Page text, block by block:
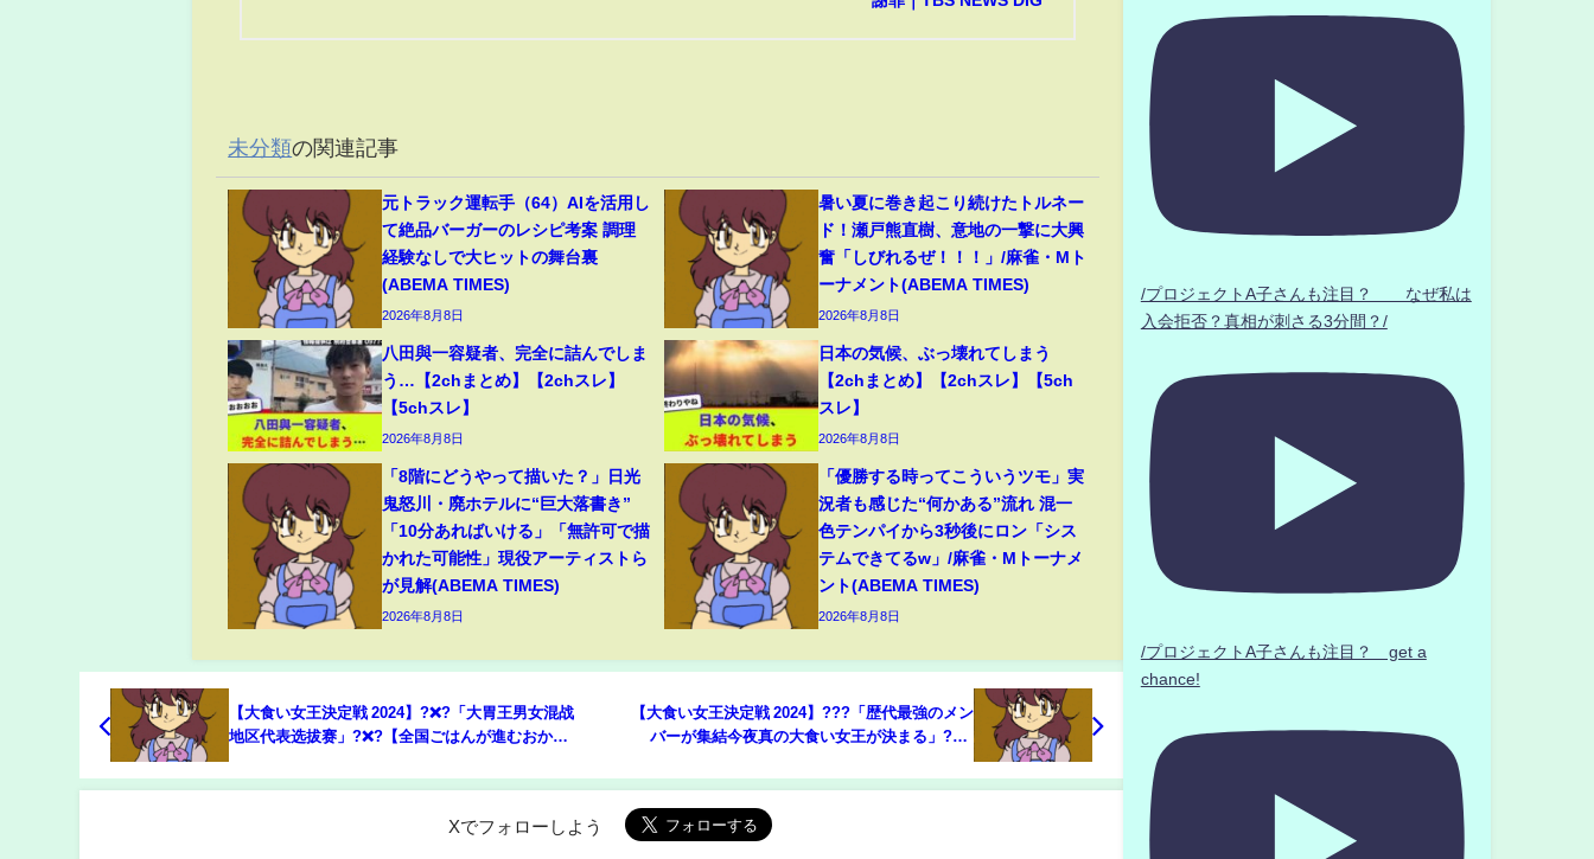
未分類の関連記事
元トラック運転手（64）AIを活用し
て絶品バーガーのレシピ考案 調理
経験なしで大ヒットの舞台裏
(ABEMA TIMES)
2026年8月8日
暑い夏に巻き起こり続けたトルネー
ド！瀬戸熊直樹、意地の一撃に大興
奮「しびれるぜ！！！」/麻雀・Mト
ーナメント(ABEMA TIMES)
2026年8月8日
八田與一容疑者、完全に詰んでしま
う…【2chまとめ】【2chスレ】
【5chスレ】
2026年8月8日
日本の気候、ぶっ壊れてしまう
【2chまとめ】【2chスレ】【5ch
スレ】
2026年8月8日
「8階にどうやって描いた？」日光
鬼怒川・廃ホテルに“巨大落書き”
「10分あればいける」「無許可で描
かれた可能性」現役アーティストら
が見解(ABEMA TIMES)
2026年8月8日
「優勝する時ってこういうツモ」実
況者も感じた“何かある”流れ 混一
色テンパイから3秒後にロン「シス
テムできてるw」/麻雀・Mトーナメ
ント(ABEMA TIMES)
2026年8月8日
【大食い女王決定戦 2024】?❌?「大胃王男女混战
地区代表选拔赛」?❌?【全国ごはんが進むおかず
【大食い女王決定戦 2024】???「歴代最強のメン
バーが集結今夜真の大食い女王が決まる」?❌?
Xでフォローしよう
/プロジェクトA子さんも注目？ なぜ私は
入会拒否？真相が刺さる3分間？/
/プロジェクトA子さんも注目？ get a
chance!